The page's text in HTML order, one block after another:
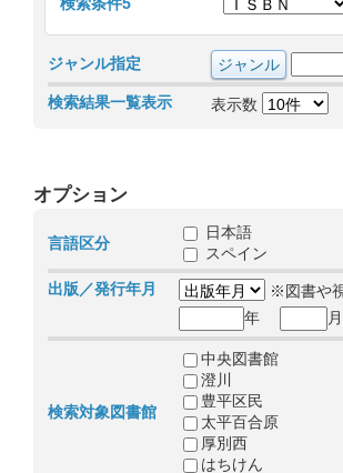
ジャンル指定
検索結果一覧表示 表示数
オプション
言語区分
日本語
スペイン
出版／発行年月
※図書や
年
検索対象図書館
中央図書館
澄川
豊平区民
太平百合原
厚別西
はちけん